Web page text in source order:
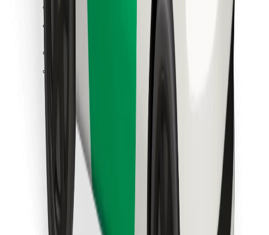
Fai una corsa in pochi minuti!
Scarica Bolt